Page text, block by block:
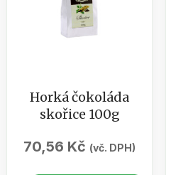
Horká čokoláda
skořice 100g
70,56 Kč (vč. DPH)